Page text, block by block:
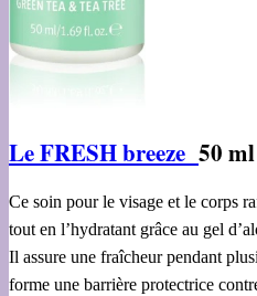
Le FRESH breeze 50
Ce soin pour le visage et le corps
tout en l’hydratant grâce au gel
Il assure une fraîcheur pendant
forme une barrière protectrice